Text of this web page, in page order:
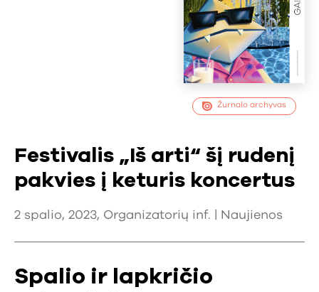
Žurnalo archyvas
Festivalis „Iš arti“ šį rudenį
pakvies į keturis koncertus
2 spalio, 2023, Organizatorių inf. | Naujienos
Spalio ir lapkričio